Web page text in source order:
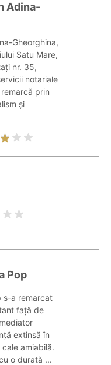
Adina-
Gheorghina,
Satu Mare,
nr. 35,
notariale
prin
și
Pop
s-a remarcat
față de
extinsă în
amiabilă.
o durată ...